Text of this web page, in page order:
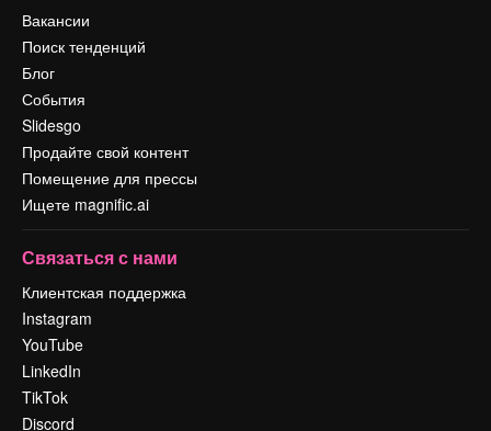
Вакансии
Поиск тенденций
Блог
События
Slidesgo
Продайте свой контент
Помещение для прессы
Ищете magnific.ai
Связаться с нами
Клиентская поддержка
Instagram
YouTube
LinkedIn
TikTok
Discord